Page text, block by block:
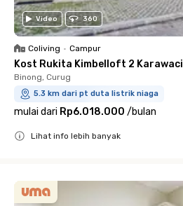
Video 360
Coliving • Campur
Kost Rukita Kimbelloft 2 Karawaci
Binong, Curug
5.3 km dari pt duta listrik niaga
mulai dari Rp6.018.000 /bulan
Lihat info lebih banyak